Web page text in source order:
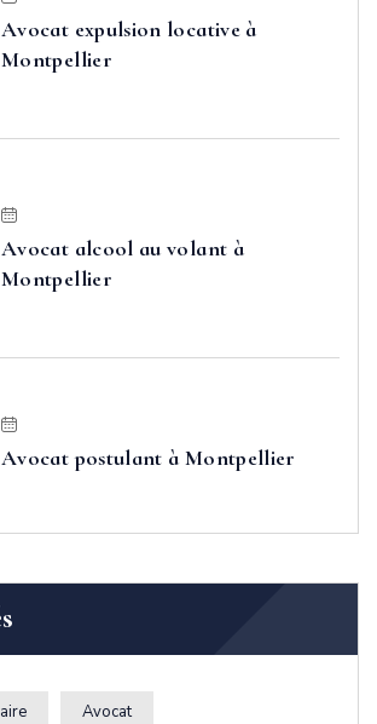
Avocat expulsion locative à
Montpellier
Avocat alcool au volant à
Montpellier
Avocat postulant à Montpellier
Avocat